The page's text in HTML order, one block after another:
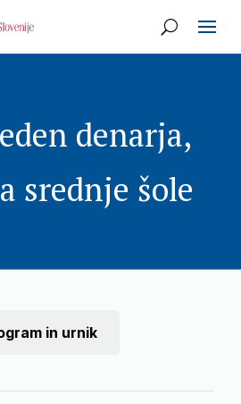
denarja,
srednje šole
in urnik